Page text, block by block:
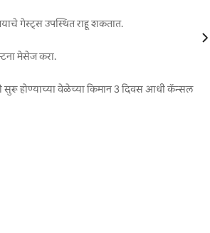
गेस्ट्स उपस्थित राहू शकतात.
मेसेज करा.
सुरू होण्याच्या वेळेच्या किमान 3 दिवस आधी कॅन्सल